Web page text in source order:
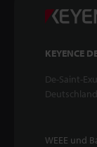
KEYENCE
De-Saint-
Deutschland
WEEE und